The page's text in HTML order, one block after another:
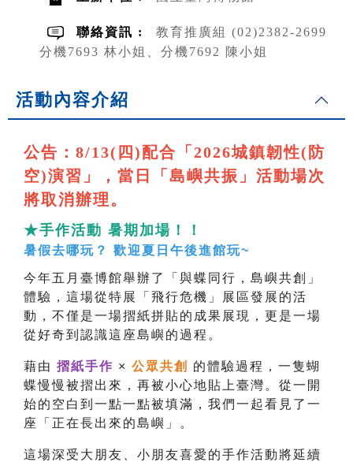
聯絡資訊 :
教育推廣組 (02)2382-2699
分機7693 林小姐、分機7692 陳小姐
活動內容介紹
公告：8/13(四)配合「2026城鎮韌性(防
空)演習」，當日「島嶼共振」活動場次
將取消辦理。
★手作活動 暑期加場！！
暑假去哪玩？ 歡迎夏日午後進館玩~
今年五月臺博館舉辦了「與蝶同行，島嶼共創」
體驗，這場從特展「飛行危機」展區發展的活
動，不僅是一場摺紙拼貼的成果展現，更是一場
從好奇到認識這座島嶼的過程。
藉由 摺紙手作 × 公眾共創 的體驗過程，一隻蝴
蝶慢慢被摺出來，再被小心地貼上臺灣。從一開
始的空白到一點一點被填滿，我們一起看見了一
座「正在長出來的島嶼」。
這場深受大朋友、小朋友喜愛的手作活動將延續